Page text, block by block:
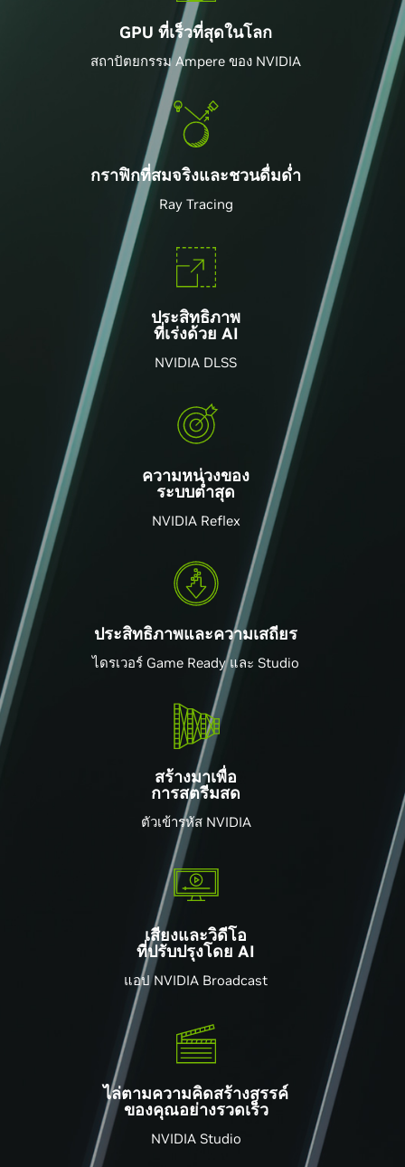
GPU ที่เร็วที่สุดในโลก
สถาปัตยกรรม Ampere ของ NVIDIA
กราฟิกที่สมจริงและชวนดื่มด่ำ
Ray Tracing
ประสิทธิภาพ
ที่เร่งด้วย AI
NVIDIA DLSS
ความหน่วงของ
ระบบต่ำสุด
NVIDIA Reflex
ประสิทธิภาพและความเสถียร
ไดรเวอร์ Game Ready และ Studio
สร้างมาเพื่อ
การสตรีมสด
ตัวเข้ารหัส NVIDIA
เสียงและวิดีโอ
ที่ปรับปรุงโดย AI
แอป NVIDIA Broadcast
ไล่ตามความคิดสร้างสรรค์
ของคุณอย่างรวดเร็ว
NVIDIA Studio